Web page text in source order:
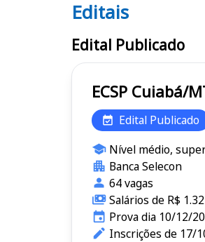
Editais ECSP
Editais
Edital Publicado
Edital Publicado
Nível médio,
Banca Selecon
64 vagas
Salários de R$
Prova dia 10/12/
Inscrições de 17/